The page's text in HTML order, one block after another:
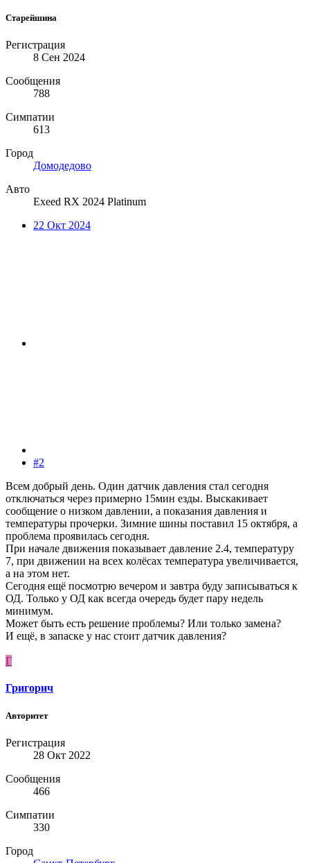
Старейшина
Регистрация
8 Сен 2024
Сообщения
788
Симпатии
613
Город
Домодедово
Авто
Exeed RX 2024 Platinum
22 Окт 2024
#2
Всем добрый день. Один датчик давления стал сегодня
отключаться через примерно 15мин езды. Выскакивает
сообщение о низком давлении, а показания давления и
температуры прочерки. Зимние шины поставил 15 октября, а
проблема проявилась сегодня.
При начале движения показывает давление 2.4, температуру
7, при движении на всех колёсах температура увеличивается,
а на этом нет.
Сегодня ещё посмотрю вечером и завтра буду записываться к
ОД. Только у ОД как всегда очередь будет пару недель
минимум.
Может быть есть решение проблемы? Или только замена?
И ещё, в запаске у нас стоит датчик давления?
Г
Григорич
Авторитет
Регистрация
28 Окт 2022
Сообщения
466
Симпатии
330
Город